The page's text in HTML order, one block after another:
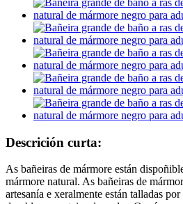
Descrición curta:
As bañeiras de mármore están
mármore natural. As bañeiras de
artesanía e xeralmente están talladas